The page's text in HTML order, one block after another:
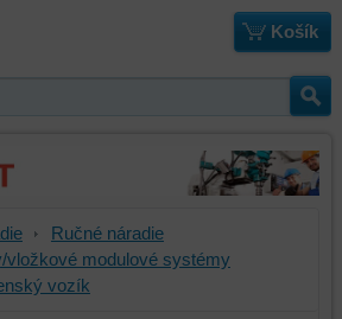
Košík
Ručné náradie
vložkové modulové systémy
vozík